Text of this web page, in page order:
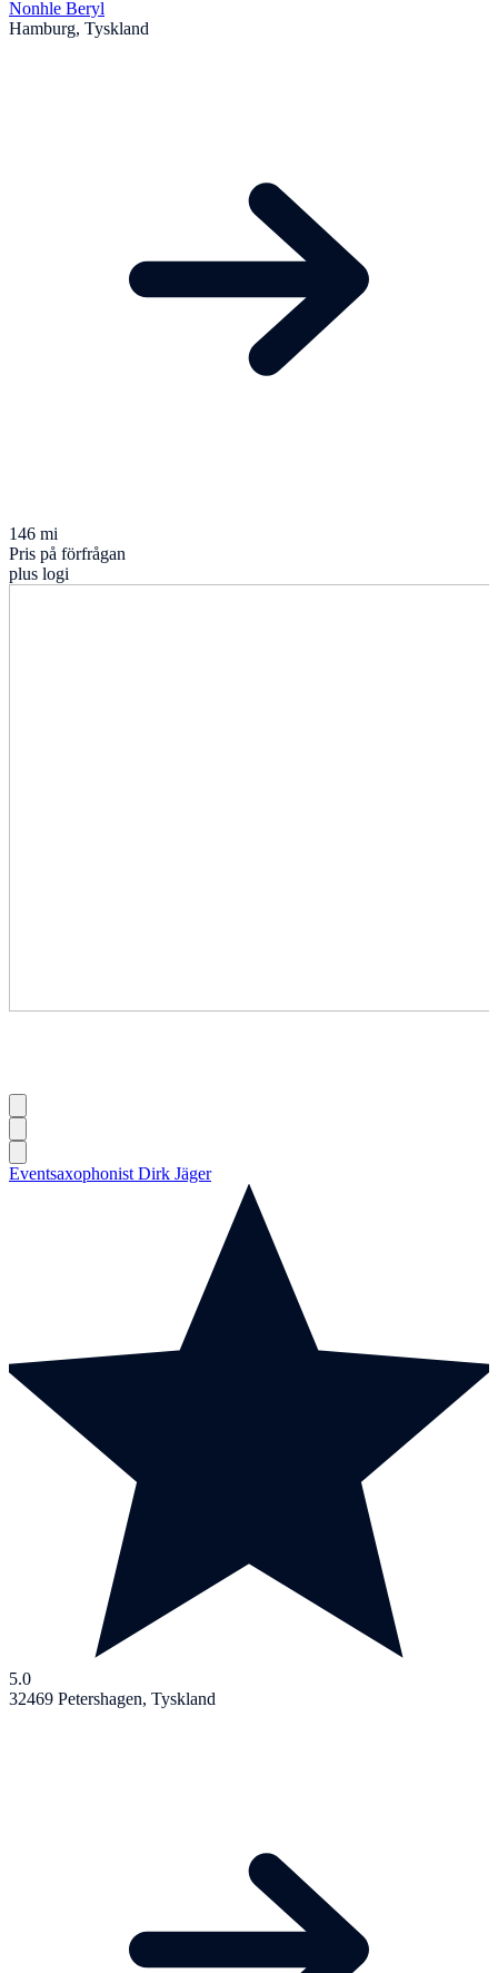
Nonhle Beryl
Hamburg, Tyskland
146 mi
Pris på förfrågan
plus logi
Eventsaxophonist Dirk Jäger
5.0
32469 Petershagen, Tyskland